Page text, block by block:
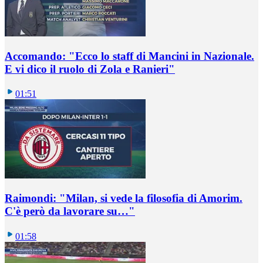
Accomando: "Ecco lo staff di Mancini in Nazionale.
E vi dico il ruolo di Zola e Ranieri"
01:51
Raimondi: "Milan, si vede la filosofia di Amorim.
C'è però da lavorare su…"
01:58